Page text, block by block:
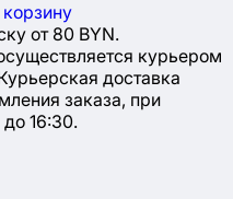
от 80 BYN.
курьером
доставка
заказа, при
16:30.